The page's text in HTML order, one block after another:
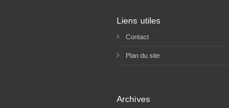
Liens utiles
Contact
Plan du site
Archives